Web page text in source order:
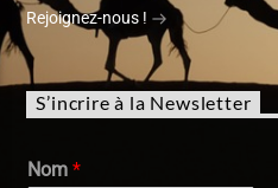
Rejoignez-nous !
S’incrire à la Newsletter
Nom*